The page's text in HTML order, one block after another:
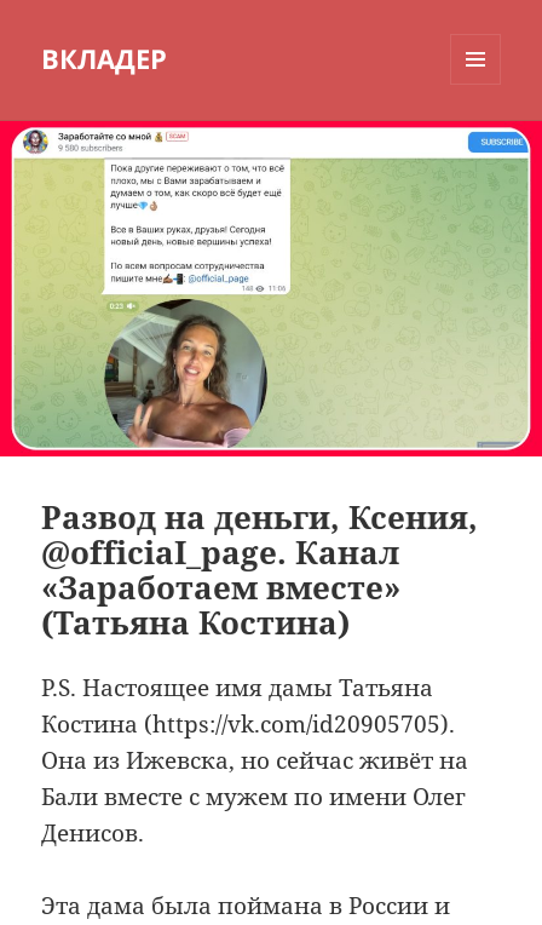
ВКЛАДЕР
ВИДЖЕТЫ
Развод на деньги, Ксения,
@officiaI_page. Канал
«Заработаем вместе»
(Татьяна Костина)
P.S. Настоящее имя дамы Татьяна
Костина (https://vk.com/id20905705).
Она из Ижевска, но сейчас живёт на
Бали вместе с мужем по имени Олег
Денисов.
Эта дама была поймана в России и